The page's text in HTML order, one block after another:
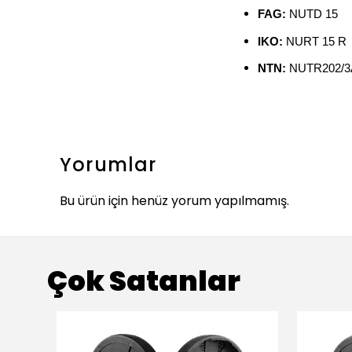
FAG: NUTD 15
IKO: NURT 15 R
NTN: NUTR202/
Yorumlar
Bu ürün için henüz yorum yapılmamış.
Çok Satanlar